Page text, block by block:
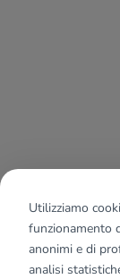
Utilizziamo
funzionamento
anonimi e di
analisi